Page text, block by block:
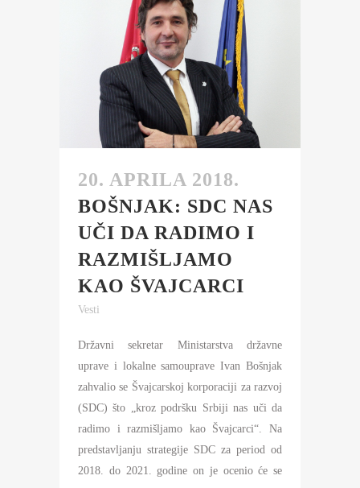
20. APRILA 2018.
BOŠNJAK: SDC NAS
UČI DA RADIMO I
RAZMIŠLJAMO
KAO ŠVAJCARCI
Vesti
Državni sekretar Ministarstva državne
uprave i lokalne samouprave Ivan Bošnjak
zahvalio se Švajcarskoj korporaciji za razvoj
(SDC) što „kroz podršku Srbiji nas uči da
radimo i razmišljamo kao Švajcarci“. Na
predstavljanju strategije SDC za period od
2018. do 2021. godine on je ocenio će se